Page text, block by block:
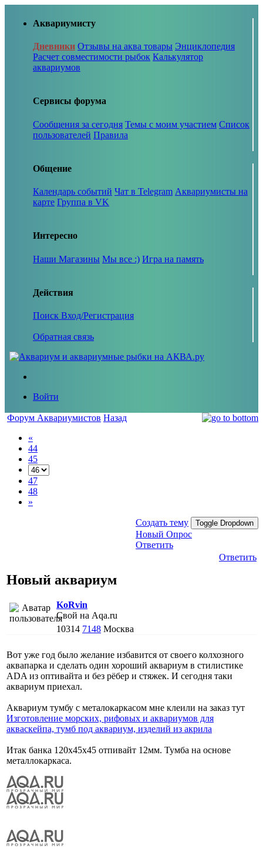
Аквариумисту
Дневники Отзывы на аква товары Энциклопедия
Расчет совместимости рыбок Калькулятор
аквариумов
Сервисы форума
Сообщения за сегодня Темы с моим участием Список
пользователей Правила
Общение
Календарь событий Чат в Telegram Аквариумисты на
карте Группа в VK
Интересно
Наши Магазины Мы все :) Игра на память
Действия
Поиск Вход/Регистрация
Обратная связь
Войти
Форум Аквариумистов Назад
«
44
45
47
48
»
Создать тему Toggle Dropdown
Новый Опрос
Ответить
Ответить
Новый аквариум
KoRvin
Свой на Aqa.ru
10314 7148 Москва
Вот уже год было желание избавится от своего колхозного
аквапарка и сделать один хороший аквариум в стилистике
ADA из оптивайта и без рёбер и стяжек. И сегодня таки
аквариум приехал.
Аквариум тумбу с металокаркасом мне клеили на заказ тут
Изготовление морских, рифовых и аквариумов для
акваскейпа, тумб под аквариум, изделий из акрила
Итак банка 120х45х45 отпивайт 12мм. Тумба на основе
металлокаркаса.